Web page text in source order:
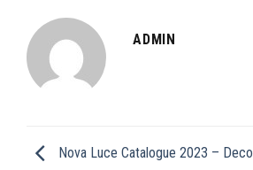
ADMIN
Nova Luce Catalogue 2023 –